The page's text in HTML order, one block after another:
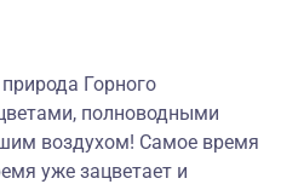
Горного
полноводными
воздухом! Самое время
уже зацветает и